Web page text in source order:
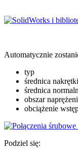
Automatycznie
typ
średnica nakrętki
średnica
obszar
obciążenie
Podziel się: